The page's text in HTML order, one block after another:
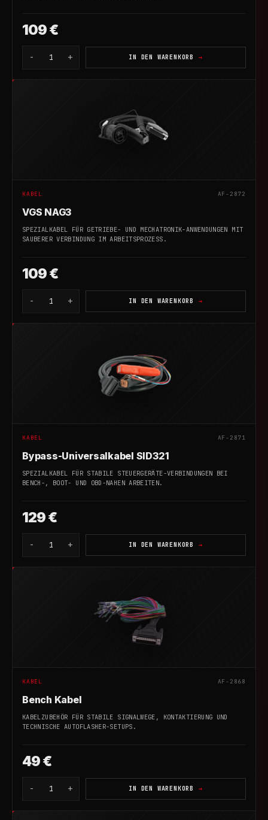
109 €
- 1 + IN DEN WARENKORB
KABEL AF-2872
VGS NAG3
SPEZIALKABEL FÜR GETRIEBE- UND MECHATRONIK-ANWENDUNGEN MIT
SAUBERER VERBINDUNG IM ARBEITSPROZESS.
109 €
- 1 + IN DEN WARENKORB
KABEL AF-2871
Bypass-Universalkabel SID321
SPEZIALKABEL FÜR STABILE STEUERGERÄTE-VERBINDUNGEN BEI
BENCH-, BOOT- UND OBD-NAHEN ARBEITEN.
129 €
- 1 + IN DEN WARENKORB
KABEL AF-2868
Bench Kabel
KABELZUBEHÖR FÜR STABILE SIGNALWEGE, KONTAKTIERUNG UND
TECHNISCHE AUTOFLASHER-SETUPS.
49 €
- 1 + IN DEN WARENKORB